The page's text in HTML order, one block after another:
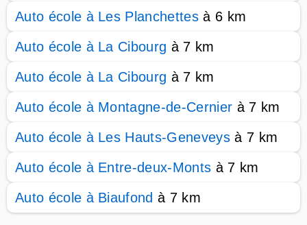
Auto école à Les Planchettesà 6 km
Auto école à La Cibourg à 7 km
Auto école à La Cibourg à 7 km
Auto école à Montagne-de-Cernier à 7 km
Auto école à Les Hauts-Geneveysà 7 km
Auto école à Entre-deux-Monts à 7 km
Auto école à Biaufond à 7 km